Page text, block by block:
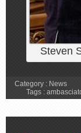
Steven
Category : News
Tags :